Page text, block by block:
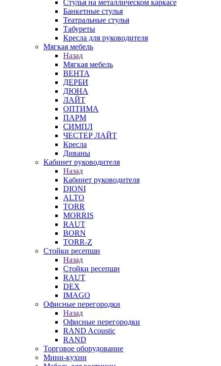
Стулья на металлическом каркасе
Банкетные стулья
Театральные стулья
Табуреты
Кресла для руководителя
Мягкая мебель
Назад
Мягкая мебель
ВЕНТА
ДЕРБИ
ДЮНА
ЛАЙТ
ОПТИМА
ПАРМ
СИМПЛ
ЧЕСТЕР ЛАЙТ
Кресла
Диваны
Кабинет руководителя
Назад
Кабинет руководителя
DIONI
ALTO
TORR
MORRIS
RAUT
BORN
TORR-Z
Стойки ресепшн
Назад
Стойки ресепшн
RAUT
DEX
IMAGO
Офисные перегородки
Назад
Офисные перегородки
RAND Acoustic
RAND
Торговое оборудование
Мини-кухни